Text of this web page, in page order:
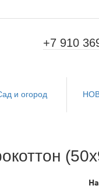
+7 910
и огород